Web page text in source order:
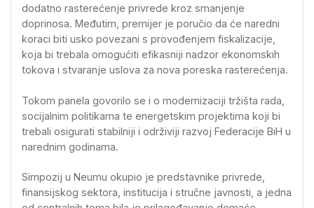
dodatno rasterećenje privrede kroz smanjenje
doprinosa. Međutim, premijer je poručio da će naredni
koraci biti usko povezani s provođenjem fiskalizacije,
koja bi trebala omogućiti efikasniji nadzor ekonomskih
tokova i stvaranje uslova za nova poreska rasterećenja.
Tokom panela govorilo se i o modernizaciji tržišta rada,
socijalnim politikama te energetskim projektima koji bi
trebali osigurati stabilniji i održiviji razvoj Federacije BiH u
narednim godinama.
Simpozij u Neumu okupio je predstavnike privrede,
finansijskog sektora, institucija i stručne javnosti, a jedna